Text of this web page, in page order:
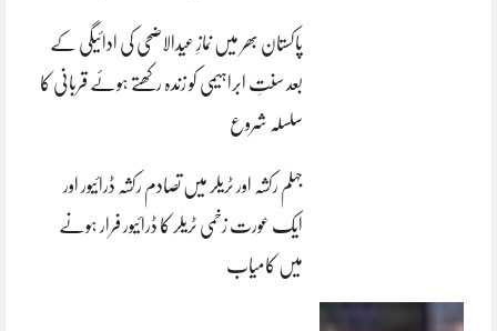
پاکستان بھر میں نمازِ عیدالاضحی کی ادائیگی کے
بعد سنتِ ابراہیمی کو زندہ رکھتے ہوئے قربانی کا
سلسلہ شروع
جہلم رکشہ اور ٹریلر میں تصادم رکشہ ڈرائیور اور
ایک عورت زخمی ٹریلر کا ڈرائیور فرار ہونے
میں کامیاب